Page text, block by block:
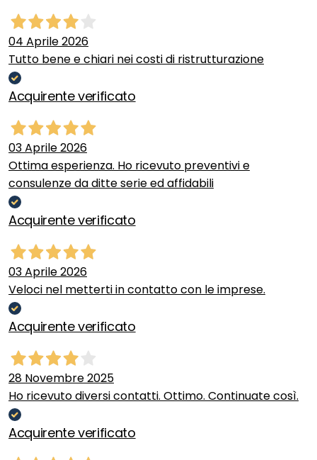
04 Aprile 2026
Tutto bene e chiari nei costi di ristrutturazione
Acquirente verificato
03 Aprile 2026
Ottima esperienza. Ho ricevuto preventivi e
consulenze da ditte serie ed affidabili
Acquirente verificato
03 Aprile 2026
Veloci nel metterti in contatto con le imprese.
Acquirente verificato
28 Novembre 2025
Ho ricevuto diversi contatti. Ottimo. Continuate così.
Acquirente verificato